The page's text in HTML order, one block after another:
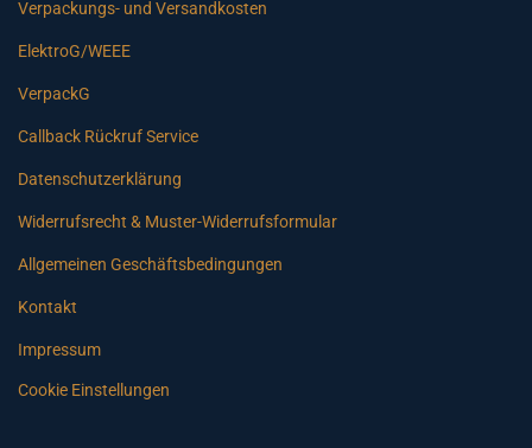
Verpackungs- und Versandkosten
ElektroG/WEEE
VerpackG
Callback Rückruf Service
Datenschutzerklärung
Widerrufsrecht & Muster-Widerrufsformular
Allgemeinen Geschäftsbedingungen
Kontakt
Impressum
Cookie Einstellungen